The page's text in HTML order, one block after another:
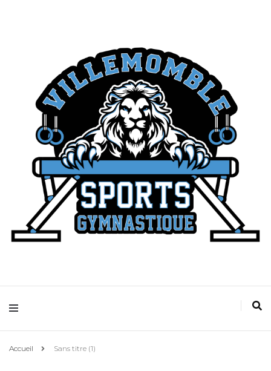
Villemomble
Gymnastique
Accueil Sans titre (1)